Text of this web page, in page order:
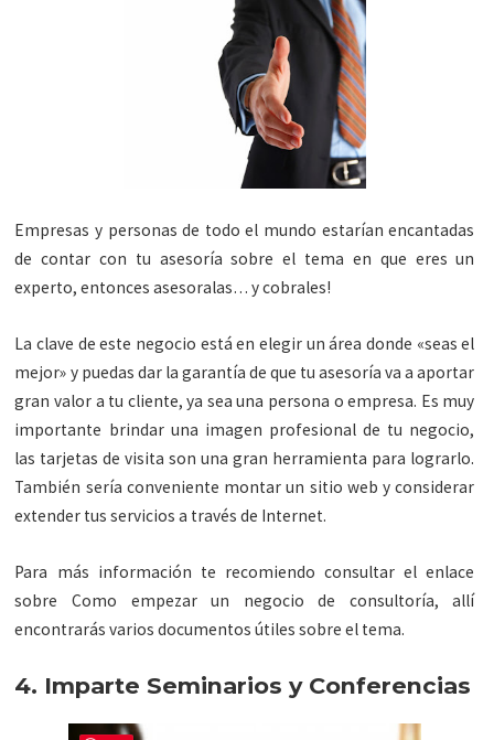
Empresas y personas de todo el mundo estarían encantadas
de contar con tu asesoría sobre el tema en que eres un
experto, entonces asesoralas… y cobrales!
La clave de este negocio está en elegir un área donde «seas el
mejor» y puedas dar la garantía de que tu asesoría va a aportar
gran valor a tu cliente, ya sea una persona o empresa. Es muy
importante brindar una imagen profesional de tu negocio,
las tarjetas de visita son una gran herramienta para lograrlo.
También sería conveniente montar un sitio web y considerar
extender tus servicios a través de Internet.
Para más información te recomiendo consultar el enlace
sobre Como empezar un negocio de consultoría, allí
encontrarás varios documentos útiles sobre el tema.
4. Imparte Seminarios y Conferencias